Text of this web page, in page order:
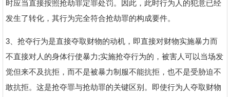
时应当直接按照抢劫罪定罪处罚。因此，此时行为人的犯意已经
发生了转化，其行为完全符合抢劫罪的构成要件。
3、抢夺行为是直接夺取财物的动机，即直接对财物实施暴力而
不直接对人的身体行使暴力;实施抢夺行为的，被害人可以当场发
觉但来不及抗拒，而不是被暴力制服不能抗拒，也不是受胁迫不
敢抗拒。这是抢夺罪与抢劫罪的关键区别。即使行为人夺取财物